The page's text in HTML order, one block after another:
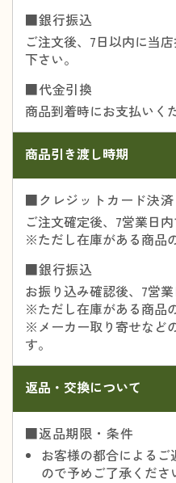
■銀行振込
ご注文後、7日以内に当
下さい。
■代金引換
商品到着時にお支払いく
商品引き渡し時期
■クレジットカード決
ご注文確定後、7営業日内
※ただし在庫がある商品
■銀行振込
お振り込み確認後、7営
※ただし在庫がある商品
※メーカー取り寄せなど
す。
返品・交換について
■返品期限・条件
お客様の都合による
ので予めご了承くださ